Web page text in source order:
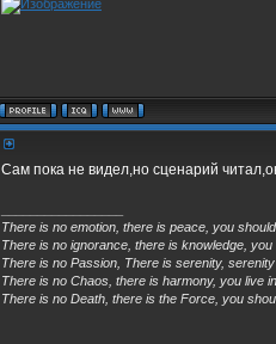
Сам пока не видел,но сценарий
There is no emotion, there is peace, you
There is no ignorance, there is knowledge,
There is no Passion, There is serenity,
There is no Chaos, there is harmony, you live
There is no Death, there is the Force, you